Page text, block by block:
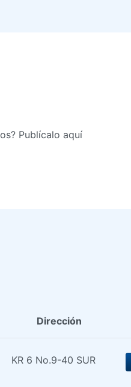
Publícalo aquí
Dirección
KR 6 No.9-40 SUR